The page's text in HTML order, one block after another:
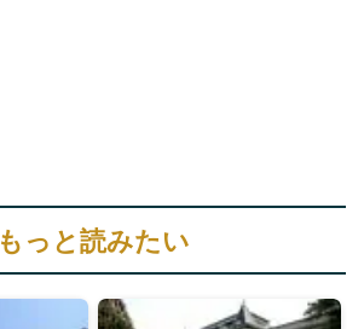
もっと読みたい